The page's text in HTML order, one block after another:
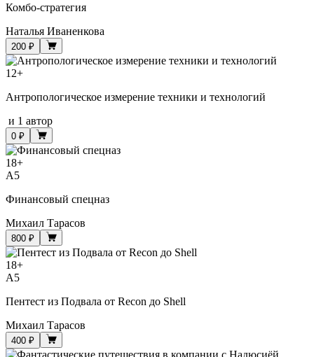
Комбо-стратегия
Наталья Иваненкова
200 ₽
12+
Антропологическое измерение техники и технологий
и 1 автор
0 ₽
18+
A5
Финансовый спецназ
Михаил Тарасов
800 ₽
18+
A5
Пентест из Подвала от Recon до Shell
Михаил Тарасов
400 ₽